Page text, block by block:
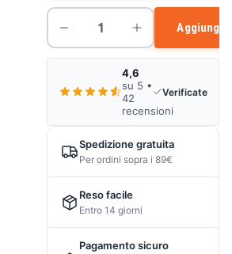
Aggiungi
4,6
su 5 •
42
recensioni
Verificate
Spedizione gratuita
Per ordini sopra i 89€
Reso facile
Entro 14 giorni
Pagamento sicuro